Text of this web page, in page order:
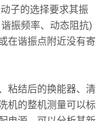
子的选择要求其振
振频率、动态阻抗)
在谐振点附近没有寄
结后的换能器、清
机的整机测量可以标